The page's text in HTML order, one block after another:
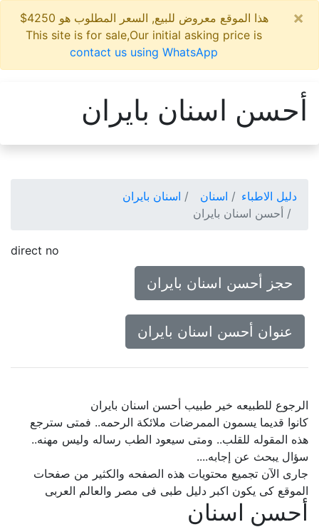
هذا الموقع معروض للبيع, السعر المطلوب هو 4250$
This site is for sale,Our initial asking price is
contact us using WhatsApp
أحسن اسنان بايران
دليل الاطباء اسنان
اسنان بايران
أحسن اسنان بايران
direct no
حجز أحسن اسنان بايران
عنوان أحسن اسنان بايران
الرجوع للطبيعه خير طبيب أحسن اسنان بايران
كانوا قديما يسمون الممرضات ملائكة الرحمه.. فمتى سترجع
هذه المقوله للقلب.. ومتى سيعود الطب رساله وليس مهنه..
سؤال يبحث عن إجابه....
جارى الآن تجميع محتويات هذه الصفحه والكثير من صفحات
الموقع كى يكون اكبر دليل طبى فى مصر والعالم العربى
أحسن اسنان